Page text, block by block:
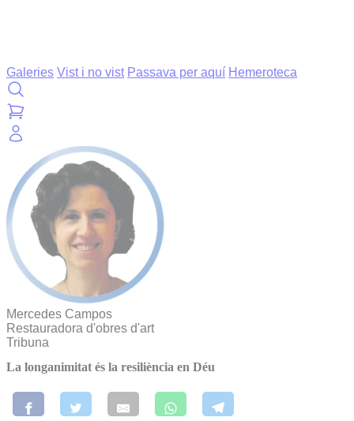
Galeries Vist i no vist Passava per aquí Hemeroteca
Mercedes Campos
Restauradora d'obres d'art
Tribuna
La longanimitat és la resiliència en Déu